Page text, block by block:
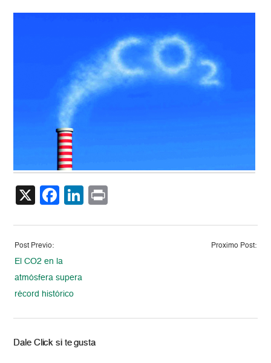
X Facebook
LinkedIn
Post Previo:
El CO2 en la
atmósfera supera
récord histórico
Proximo Post:
Dale Click si te gusta